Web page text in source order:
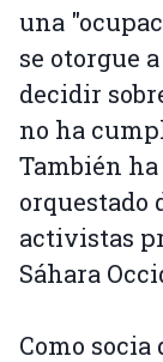
una
se otorgue
decidir
no ha
También
orquestado
activistas
Sáhara
Como